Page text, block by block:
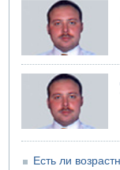
06.08.2026 13:07
Возле Кирьят-
06.08.2026 12:06
США не будут
06.08.2026 11:41
Трое
Есть ли